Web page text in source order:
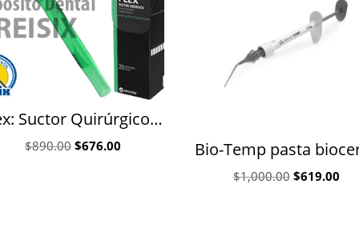
Flex: Suctor Quirúrgico Angelus 20 piezas
$890.00 Original
$676.00Current
$1,000.00 Original
$619.00